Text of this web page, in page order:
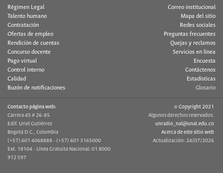
Régimen Legal
Talento humano
Contratación
Ofertas de empleo
Rendición de cuentas
Concurso docente
Pago virtual
Control interno
Calidad
Buzón de notificaciones
Correo institucional
Mapa del sitio
Redes sociales
Preguntas frecuentes
Quejas y reclamos
Servicios en línea
Encuesta
Contáctenos
Estadísticas
Glosario
Contacto página web:
Carrera 45 # 26-85
Edif. Uriel Gutiérrez
Bogotá D.C., Colombia
(+57) 601 4068888 - (+57) 601 3165000
Ext. 18104 - Línea Gratuita Nacional: 01 8000
912 597
© Copyright 2021
Algunos derechos reservados.
unradio_nal@unal.edu.co
Acerca de este sitio web
Actualización: 24/07/2026